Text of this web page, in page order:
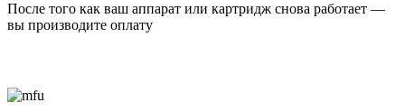
После того как ваш аппарат или картридж снова работает —
вы производите оплату